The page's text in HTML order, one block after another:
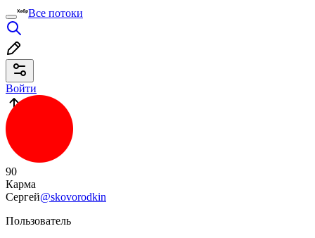
Все потоки
Войти
90
Карма
Сергей@skovorodkin
Пользователь